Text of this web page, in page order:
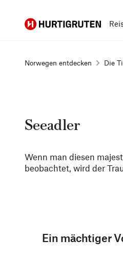
Hurtigruten
Norwegen entdecken Die
Seeadler
Wenn man diesen
beobachtet, wird der
Ein mächtiger